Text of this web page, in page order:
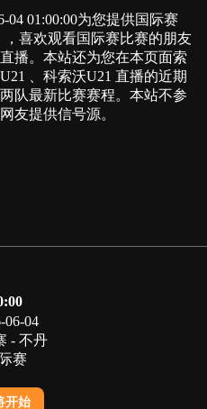
04 01:00:00为您提供国际赛
，喜欢观看国际赛比赛的朋友
播。本站还为您在本页面索
、科索沃U21 直播的近期
队最新比赛赛程。本站不参
友提供信号源。
06-04
- 不丹
赛
开始